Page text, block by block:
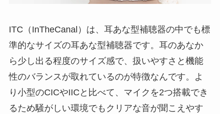
ITC（InTheCanal）は、耳あな型補聴器の中でも標
準的なサイズの耳あな型補聴器です。耳のあなか
ら少し出る程度のサイズ感で、扱いやすさと機能
性のバランスが取れているのが特徴なんです。よ
り小型のCICやIICと比べて、マイクを2つ搭載でき
るため騒がしい環境でもクリアな音が聞こえやす